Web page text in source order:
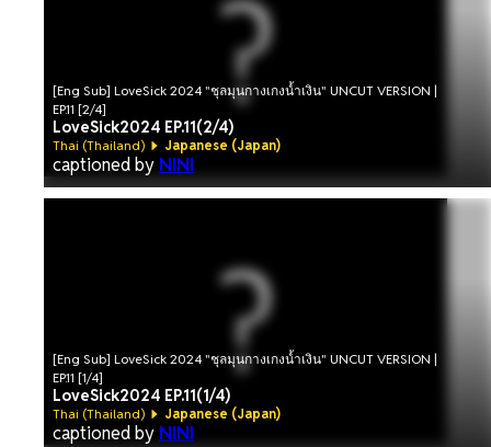
[Eng Sub] LoveSick 2024 "ชุลมุนกางเกงน้ำเงิน" UNCUT VERSION |
EP.11 [2/4]
LoveSick2024 EP.11(2/4)
Thai (Thailand) Japanese (Japan)
captioned by NINI
[Eng Sub] LoveSick 2024 "ชุลมุนกางเกงน้ำเงิน" UNCUT VERSION |
EP.11 [1/4]
LoveSick2024 EP.11(1/4)
Thai (Thailand) Japanese (Japan)
captioned by NINI